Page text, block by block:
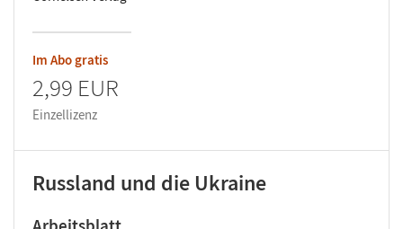
Im Abo gratis
2,99 EUR
Einzellizenz
Russland und die Ukraine